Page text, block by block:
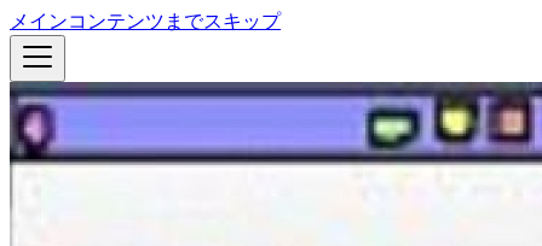
メインコンテンツまでスキップ